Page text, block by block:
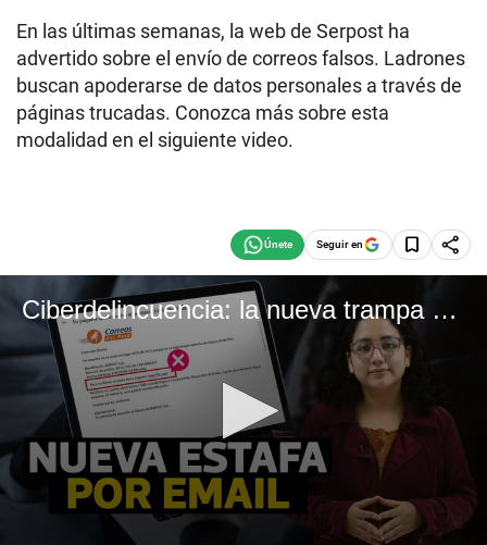
En las últimas semanas, la web de Serpost ha
advertido sobre el envío de correos falsos. Ladrones
buscan apoderarse de datos personales a través de
páginas trucadas. Conozca más sobre esta
modalidad en el siguiente video.
Seguir en
Ciberdelincuencia: la nueva trampa del correo electrónico que busca robarte las cuentas